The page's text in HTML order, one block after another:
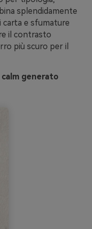
splendidamente
carta e sfumature
il contrasto
più scuro per il
calm generato